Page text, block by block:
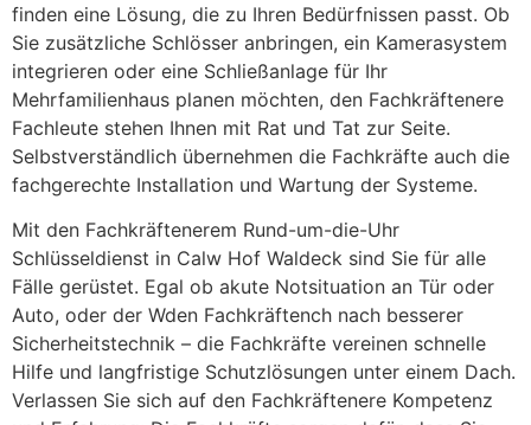
finden eine Lösung, die zu Ihren Bedürfnissen passt. Ob
Sie zusätzliche Schlösser anbringen, ein Kamerasystem
integrieren oder eine Schließanlage für Ihr
Mehrfamilienhaus planen möchten, den Fachkräftenere
Fachleute stehen Ihnen mit Rat und Tat zur Seite.
Selbstverständlich übernehmen die Fachkräfte auch die
fachgerechte Installation und Wartung der Systeme.
Mit den Fachkräftenerem Rund-um-die-Uhr
Schlüsseldienst in Calw Hof Waldeck sind Sie für alle
Fälle gerüstet. Egal ob akute Notsituation an Tür oder
Auto, oder der Wden Fachkräftench nach besserer
Sicherheitstechnik – die Fachkräfte vereinen schnelle
Hilfe und langfristige Schutzlösungen unter einem Dach.
Verlassen Sie sich auf den Fachkräftenere Kompetenz